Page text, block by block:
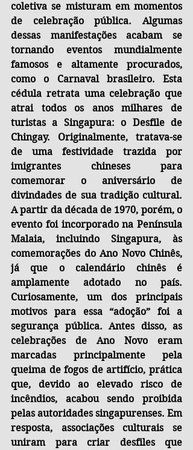
coletiva se misturam em momentos
de celebração pública. Algumas
dessas manifestações acabam se
tornando eventos mundialmente
famosos e altamente procurados,
como o Carnaval brasileiro. Esta
cédula retrata uma celebração que
atrai todos os anos milhares de
turistas a Singapura: o Desfile de
Chingay. Originalmente, tratava-se
de uma festividade trazida por
imigrantes chineses para
comemorar o aniversário de
divindades de sua tradição cultural.
A partir da década de 1970, porém, o
evento foi incorporado na Península
Malaia, incluindo Singapura, às
comemorações do Ano Novo Chinês,
já que o calendário chinês é
amplamente adotado no país.
Curiosamente, um dos principais
motivos para essa “adoção” foi a
segurança pública. Antes disso, as
celebrações de Ano Novo eram
marcadas principalmente pela
queima de fogos de artifício, prática
que, devido ao elevado risco de
incêndios, acabou sendo proibida
pelas autoridades singapurenses. Em
resposta, associações culturais se
uniram para criar desfiles que